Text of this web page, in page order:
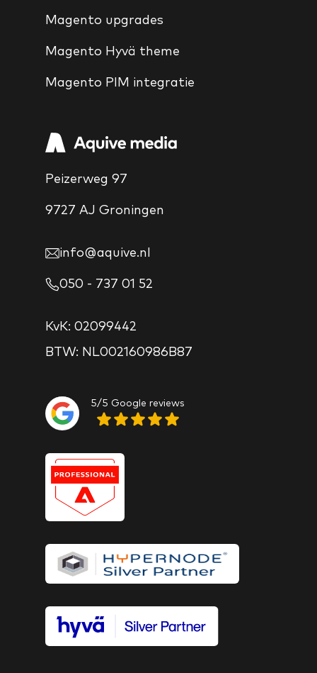
Magento upgrades
Magento Hyvä theme
Magento PIM integratie
Peizerweg 97
9727 AJ Groningen
info@aquive.nl
050 - 737 01 52
KvK: 02099442
BTW: NL002160986B87
5/5 Google reviews